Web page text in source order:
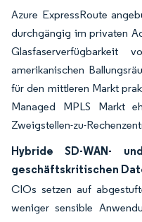
Azure ExpressRoute
durchgängig im privaten
amerikanischen
für den mittleren Markt
Managed MPLS Markt
Zweigstellen-zu-
Hybride SD-WAN-
geschäftskritischen
CIOs setzen auf
weniger sensible